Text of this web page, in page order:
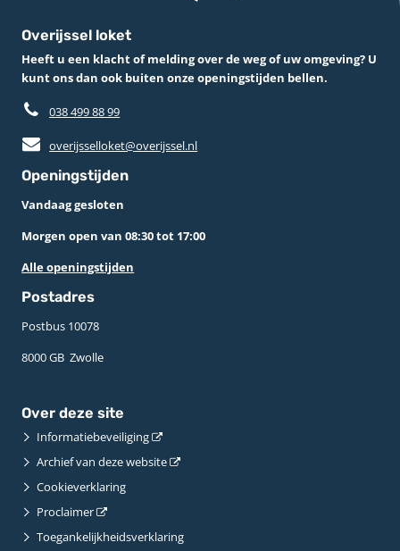
Overijssel loket
Heeft u een klacht of melding over de weg of uw omgeving? U
kunt ons dan ook buiten onze openingstijden bellen.
038 499 88 99
overijsselloket@overijssel.nl
Openingstijden
Vandaag gesloten
Morgen open van 08:30 tot 17:00
Alle openingstijden
Postadres
Postbus 10078 ­
8000 GB ­ Zwolle
Over deze site
Informatiebeveiliging
Archief van deze website
Cookieverklaring
Proclaimer
Toegankelijkheidsverklaring